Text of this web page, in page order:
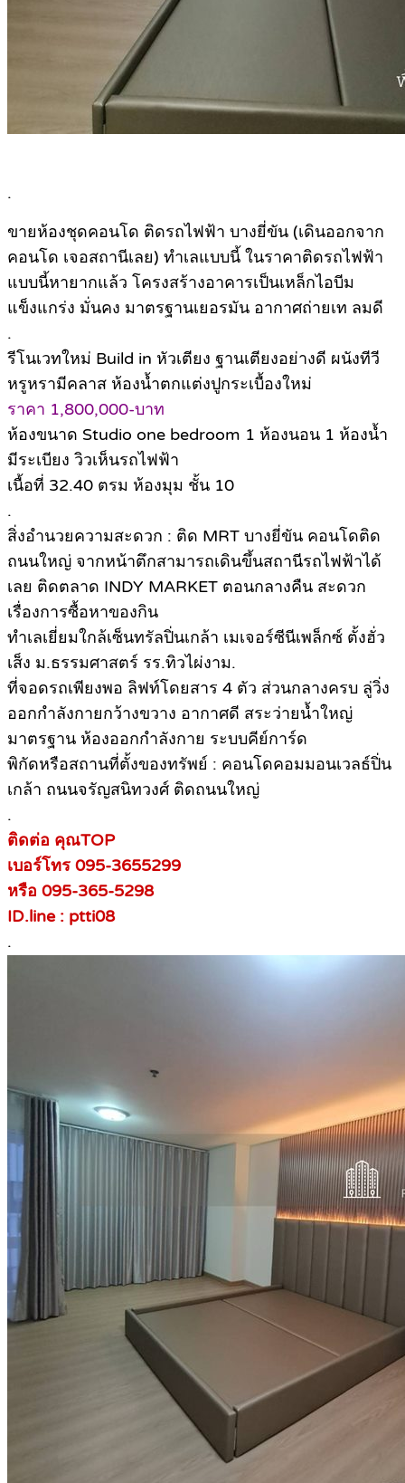
.
ขายห้องชุดคอนโด ติดรถไฟฟ้า บางยี่ขัน (เดินออกจาก
คอนโด เจอสถานีเลย) ทำเลแบบนี้ ในราคาติดรถไฟฟ้า
แบบนี้หายากแล้ว โครงสร้างอาคารเป็นเหล็กไอบีม
แข็งแกร่ง มั่นคง มาตรฐานเยอรมัน อากาศถ่ายเท ลมดี
.
รีโนเวทใหม่ Build in หัวเตียง ฐานเตียงอย่างดี ผนังทีวี
หรูหรามีคลาส ห้องน้ำตกแต่งปูกระเบื้องใหม่
ราคา 1,800,000-บาท
ห้องขนาด Studio one bedroom 1 ห้องนอน 1 ห้องน้ำ
มีระเบียง วิวเห็นรถไฟฟ้า
เนื้อที่ 32.40 ตรม ห้องมุม ชั้น 10
.
สิ่งอำนวยความสะดวก : ติด MRT บางยี่ขัน คอนโดติด
ถนนใหญ่ จากหน้าตึกสามารถเดินขึ้นสถานีรถไฟฟ้าได้
เลย ติดตลาด INDY MARKET ตอนกลางคืน สะดวก
เรื่องการซื้อหาของกิน
ทำเลเยี่ยมใกล้เซ็นทรัลปิ่นเกล้า เมเจอร์ซีนีเพล็กซ์ ตั้งฮั่ว
เส็ง ม.ธรรมศาสตร์ รร.ทิวไผ่งาม.
ที่จอดรถเพียงพอ ลิฟท์โดยสาร 4 ตัว ส่วนกลางครบ ลู่วิ่ง
ออกกำลังกายกว้างขวาง อากาศดี สระว่ายน้ำใหญ่
มาตรฐาน ห้องออกกำลังกาย ระบบคีย์การ์ด
พิกัดหรือสถานที่ตั้งของทรัพย์ : คอนโดคอมมอนเวลธ์ปิ่น
เกล้า ถนนจรัญสนิทวงศ์ ติดถนนใหญ่
.
ติดต่อ คุณTOP
เบอร์โทร 095-3655299
หรือ 095-365-5298
ID.line : ptti08
.